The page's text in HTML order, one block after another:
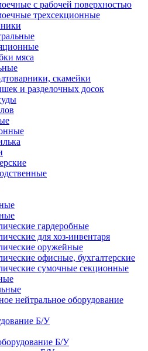
с рабочей поверхностью
трехсекционные
мяса
скамейки
и разделочных досок
гардеробные
для хоз-инвентаря
оружейные
офисные, бухгалтерские
сумочные секционные
нейтральное оборудование
Б/У
Б/У